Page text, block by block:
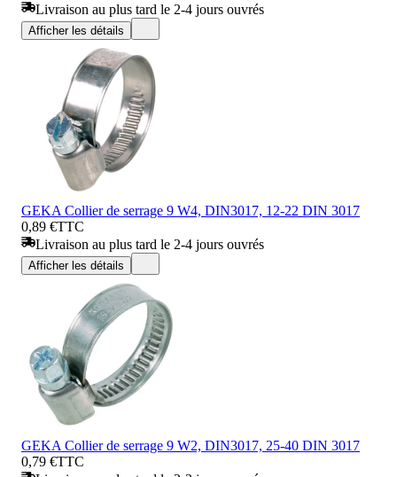
Livraison au plus tard le 2-4 jours ouvrés
Afficher les détails
GEKA Collier de serrage 9 W4, DIN3017, 12-22 DIN 3017
0,89 €TTC
Livraison au plus tard le 2-4 jours ouvrés
Afficher les détails
GEKA Collier de serrage 9 W2, DIN3017, 25-40 DIN 3017
0,79 €TTC